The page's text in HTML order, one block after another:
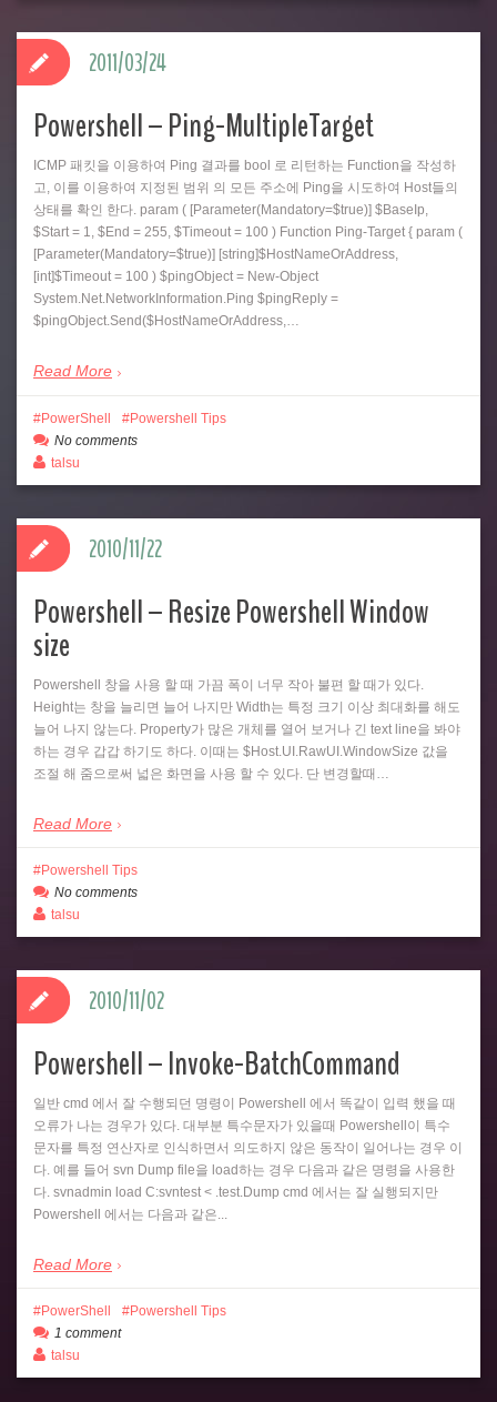
Powershell – Ping-MultipleTarget
ICMP 패킷을 이용하여 Ping 결과를 bool 로 리턴하는 Function을 작성하
고, 이를 이용하여 지정된 범위 의 모든 주소에 Ping을 시도하여 Host들의
상태를 확인 한다. param ( [Parameter(Mandatory=$true)] $BaseIp,
$Start = 1, $End = 255, $Timeout = 100 ) Function Ping-Target { param (
[Parameter(Mandatory=$true)] [string]$HostNameOrAddress,
[int]$Timeout = 100 ) $pingObject = New-Object
System.Net.NetworkInformation.Ping $pingReply =
$pingObject.Send($HostNameOrAddress,…
Read More
2011/03/24
PowerShell
Powershell Tips
No comments
talsu
Powershell – Resize Powershell Window
size
Powershell 창을 사용 할 때 가끔 폭이 너무 작아 불편 할 때가 있다.
Height는 창을 늘리면 늘어 나지만 Width는 특정 크기 이상 최대화를 해도
늘어 나지 않는다. Property가 많은 개체를 열어 보거나 긴 text line을 봐야
하는 경우 갑갑 하기도 하다. 이때는 $Host.UI.RawUI.WindowSize 값을
조절 해 줌으로써 넓은 화면을 사용 할 수 있다. 단 변경할때…
Read More
2010/11/22
Powershell Tips
No comments
talsu
Powershell – Invoke-BatchCommand
일반 cmd 에서 잘 수행되던 명령이 Powershell 에서 똑같이 입력 했을 때
오류가 나는 경우가 있다. 대부분 특수문자가 있을때 Powershell이 특수
문자를 특정 연산자로 인식하면서 의도하지 않은 동작이 일어나는 경우 이
다. 예를 들어 svn Dump file을 load하는 경우 다음과 같은 명령을 사용한
다. svnadmin load C:svntest < .test.Dump cmd 에서는 잘 실행되지만
Powershell 에서는 다음과 같은...
Read More
2010/11/02
PowerShell
Powershell Tips
1 comment
talsu